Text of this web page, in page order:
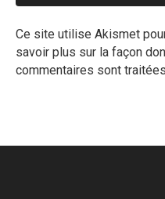
Ce site utilise Akismet
savoir plus sur la façon
commentaires sont traitées